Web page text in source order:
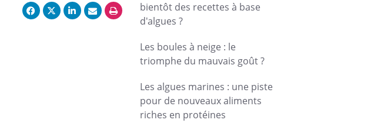
bientôt des recettes à base
d'algues ?
Les boules à neige : le
triomphe du mauvais goût ?
Les algues marines : une piste
pour de nouveaux aliments
riches en protéines